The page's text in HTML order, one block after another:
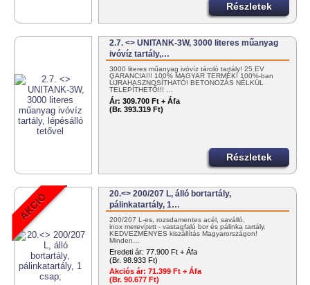
Részletek
2.7. <> UNITANK-3W, 3000 literes műanyag
ivóvíz tartály,…
3000 literes műanyag ivóvíz tároló tartály! 25 ÉV
GARANCIA!!! 100% MAGYAR TERMÉK! 100%-ban
ÚJRAHASZNOSÍTHATÓ! BETONOZÁS NÉLKÜL
TELEPÍTHETŐ!!! …
Ár: 309.700 Ft + Áfa
(Br. 393.319 Ft)
Részletek
20.<> 200/207 L, álló bortartály,
pálinkatartály, 1…
200/207 L-es, rozsdamentes acél, saválló,
inox merevített - vastagfalú bor és pálinka tartály.
KEDVEZMÉNYES kiszállítás Magyarországon!
Minden…
Eredeti ár: 77.900 Ft + Áfa
(Br. 98.933 Ft)
Akciós ár: 71.399 Ft + Áfa
(Br. 90.677 Ft)